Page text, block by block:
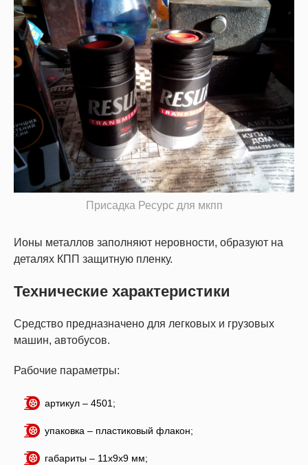
Присадка Ресурс для мкпп
Ионы металлов заполняют неровности, образуют на
деталях КПП защитную пленку.
Технические характеристики
Средство предназначено для легковых и грузовых
машин, автобусов.
Рабочие параметры:
артикул – 4501;
упаковка – пластиковый флакон;
габариты – 11х9х9 мм;